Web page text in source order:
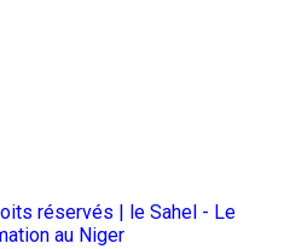
réservés | le Sahel - Le
au Niger